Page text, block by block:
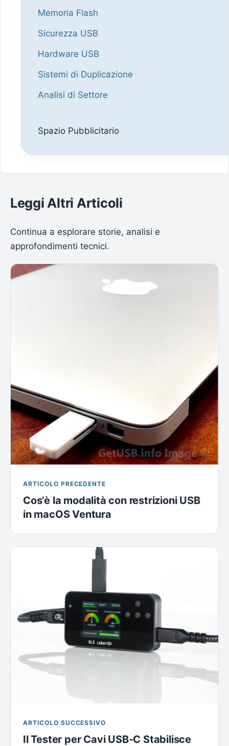
Memoria Flash
Sicurezza USB
Hardware USB
Sistemi di Duplicazione
Analisi di Settore
Spazio Pubblicitario
Leggi Altri Articoli
Continua a esplorare storie, analisi e
approfondimenti tecnici.
ARTICOLO PRECEDENTE
Cos’è la modalità con restrizioni USB
in macOS Ventura
ARTICOLO SUCCESSIVO
Il Tester per Cavi USB-C Stabilisce